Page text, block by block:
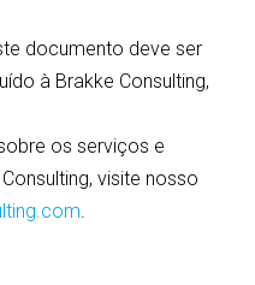
documento deve ser
à Brakke Consulting,
os serviços e
visite nosso
.